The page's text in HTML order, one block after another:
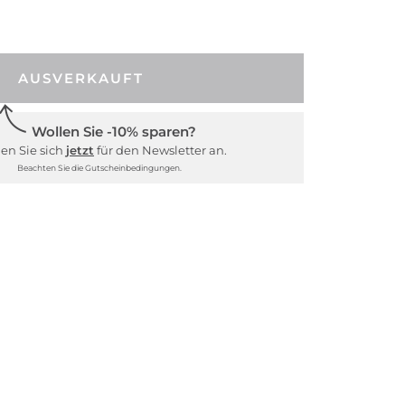
AUSVERKAUFT
Wollen Sie -10% sparen?
Sie sich jetzt für den Newsletter an.
Beachten Sie die Gutscheinbedingungen.